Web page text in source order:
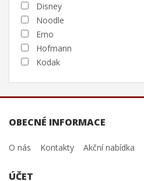
Disney
Noodle
Erno
Hofmann
Kodak
OBECNÉ INFORMACE
O nás Kontakty Akční nabídka
ÚČET